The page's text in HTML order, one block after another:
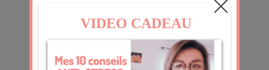
07 50 99 43 85
info@bienetrologie.fr